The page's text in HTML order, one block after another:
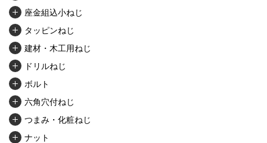
座金組込小ねじ
タッピンねじ
建材・木工用ねじ
ドリルねじ
ボルト
六角穴付ねじ
つまみ・化粧ねじ
ナット